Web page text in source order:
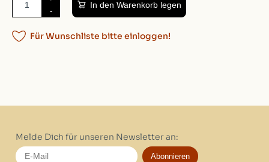
-
In den Warenkorb legen
Für Wunschliste bitte einloggen!
Melde Dich für unseren Newsletter an:
Abonnieren